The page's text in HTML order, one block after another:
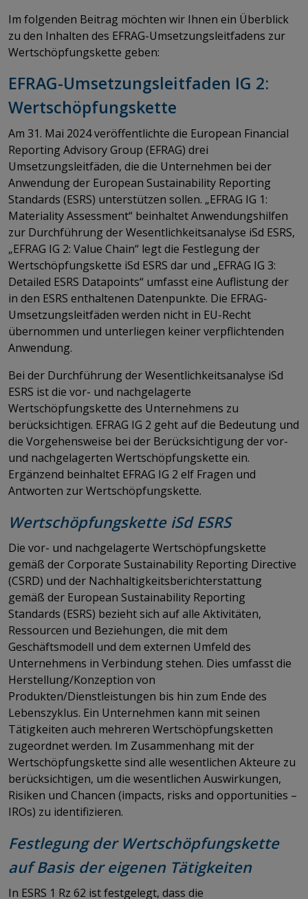
Im folgenden Beitrag möchten wir Ihnen ein Überblick
zu den Inhalten des EFRAG-Umsetzungsleitfadens zur
Wertschöpfungskette geben:
EFRAG-Umsetzungsleitfaden IG 2:
Wertschöpfungskette
Am 31. Mai 2024 veröffentlichte die European Financial
Reporting Advisory Group (EFRAG) drei
Umsetzungsleitfäden, die die Unternehmen bei der
Anwendung der European Sustainability Reporting
Standards (ESRS) unterstützen sollen. „EFRAG IG 1:
Materiality Assessment“ beinhaltet Anwendungshilfen
zur Durchführung der Wesentlichkeitsanalyse iSd ESRS,
„EFRAG IG 2: Value Chain“ legt die Festlegung der
Wertschöpfungskette iSd ESRS dar und „EFRAG IG 3:
Detailed ESRS Datapoints“ umfasst eine Auflistung der
in den ESRS enthaltenen Datenpunkte. Die EFRAG-
Umsetzungsleitfäden werden nicht in EU-Recht
übernommen und unterliegen keiner verpflichtenden
Anwendung.
Bei der Durchführung der Wesentlichkeitsanalyse iSd
ESRS ist die vor- und nachgelagerte
Wertschöpfungskette des Unternehmens zu
berücksichtigen. EFRAG IG 2 geht auf die Bedeutung und
die Vorgehensweise bei der Berücksichtigung der vor-
und nachgelagerten Wertschöpfungskette ein.
Ergänzend beinhaltet EFRAG IG 2 elf Fragen und
Antworten zur Wertschöpfungskette.
Wertschöpfungskette iSd ESRS
Die vor- und nachgelagerte Wertschöpfungskette
gemäß der Corporate Sustainability Reporting Directive
(CSRD) und der Nachhaltigkeitsberichterstattung
gemäß der European Sustainability Reporting
Standards (ESRS) bezieht sich auf alle Aktivitäten,
Ressourcen und Beziehungen, die mit dem
Geschäftsmodell und dem externen Umfeld des
Unternehmens in Verbindung stehen. Dies umfasst die
Herstellung/Konzeption von
Produkten/Dienstleistungen bis hin zum Ende des
Lebenszyklus. Ein Unternehmen kann mit seinen
Tätigkeiten auch mehreren Wertschöpfungsketten
zugeordnet werden. Im Zusammenhang mit der
Wertschöpfungskette sind alle wesentlichen Akteure zu
berücksichtigen, um die wesentlichen Auswirkungen,
Risiken und Chancen (impacts, risks and opportunities –
IROs) zu identifizieren.
Festlegung der Wertschöpfungskette
auf Basis der eigenen Tätigkeiten
In ESRS 1 Rz 62 ist festgelegt, dass die